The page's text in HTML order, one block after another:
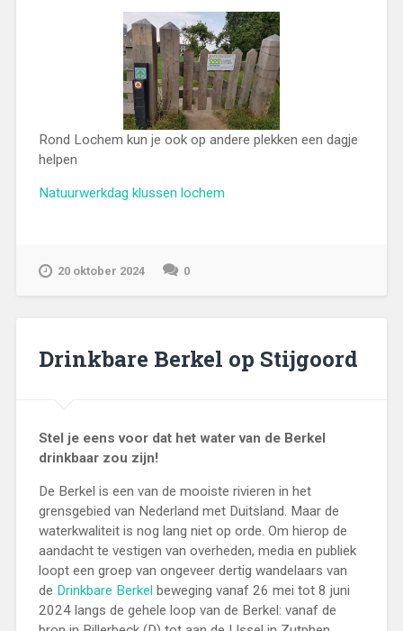
Rond Lochem kun je ook op andere plekken een dagje
helpen
Natuurwerkdag klussen lochem
20 oktober 2024 0
Drinkbare Berkel op Stijgoord
Stel je eens voor dat het water van de Berkel
drinkbaar zou zijn!
De Berkel is een van de mooiste rivieren in het
grensgebied van Nederland met Duitsland. Maar de
waterkwaliteit is nog lang niet op orde. Om hierop de
aandacht te vestigen van overheden, media en publiek
loopt een groep van ongeveer dertig wandelaars van
de Drinkbare Berkel beweging vanaf 26 mei tot 8 juni
2024 langs de gehele loop van de Berkel: vanaf de